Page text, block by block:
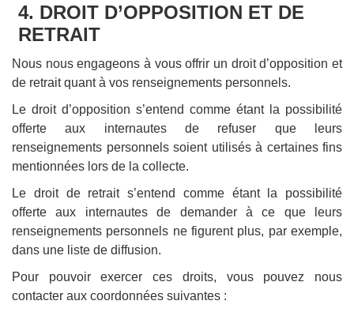
4. DROIT D’OPPOSITION ET DE
RETRAIT
Nous nous engageons à vous offrir un droit d’opposition et
de retrait quant à vos renseignements personnels.
Le droit d’opposition s’entend comme étant la possibilité
offerte aux internautes de refuser que leurs
renseignements personnels soient utilisés à certaines fins
mentionnées lors de la collecte.
Le droit de retrait s’entend comme étant la possibilité
offerte aux internautes de demander à ce que leurs
renseignements personnels ne figurent plus, par exemple,
dans une liste de diffusion.
Pour pouvoir exercer ces droits, vous pouvez nous
contacter aux coordonnées suivantes :